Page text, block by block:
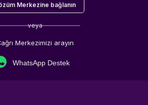
Merkezine bağlanın
veya
Merkezimizi arayın
WhatsApp Destek